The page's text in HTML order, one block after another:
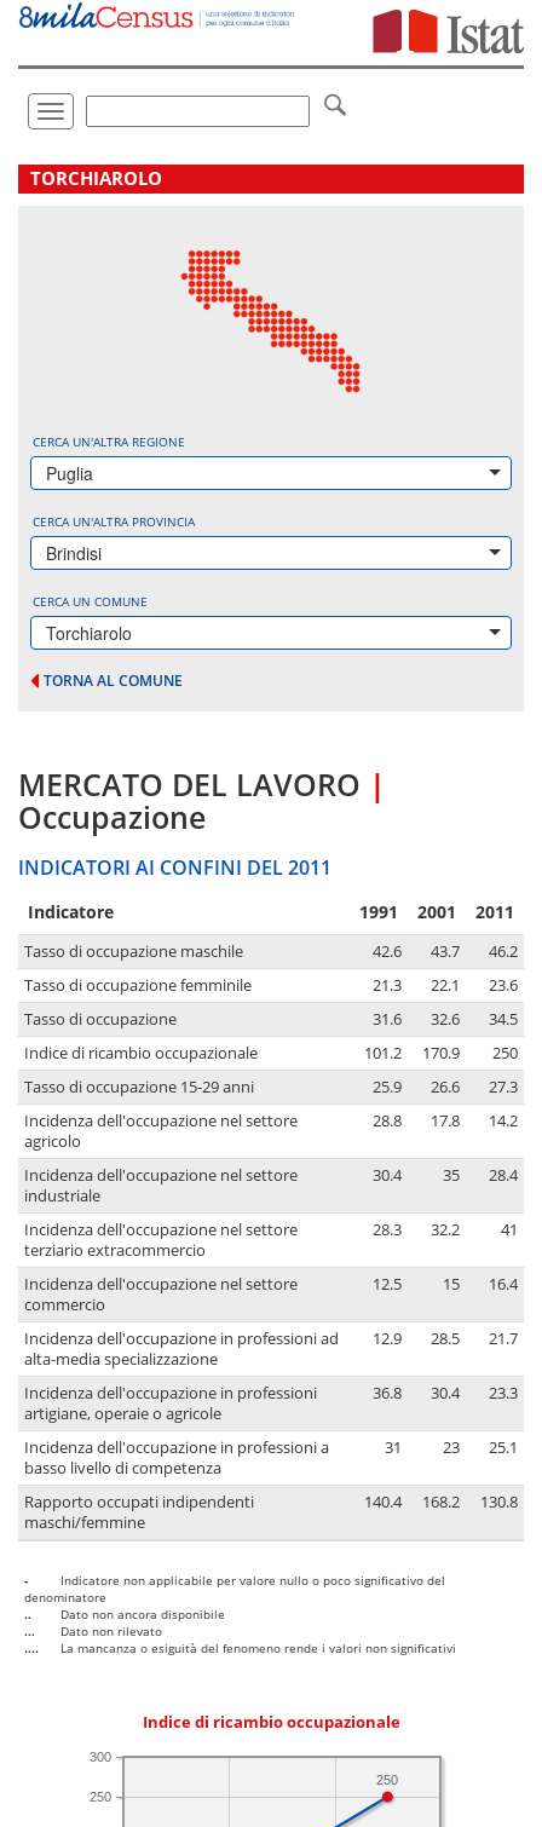
Vai
direttamente
Toggle
navigation
.
TORCHIAROLO
CERCA UN'ALTRA REGIONE
Puglia
CERCA UN'ALTRA PROVINCIA
Brindisi
CERCA UN COMUNE
Torchiarolo
TORNA AL COMUNE
MERCATO DEL LAVORO |
Occupazione
INDICATORI AI CONFINI DEL 2011
Indicatore 1991 2001 2011
Tasso di occupazione maschile 42.6 43.7
46.2
Tasso di occupazione femminile
21.3 22.1
23.6
Tasso di occupazione
31.6 32.6
34.5
Indice di ricambio occupazionale
101.2 170.9
250
Tasso di occupazione 15-29 anni
25.9 26.6
27.3
Incidenza dell'occupazione nel settore
agricolo
28.8 17.8 14.2
Incidenza dell'occupazione nel settore
industriale
30.4 35 28.4
Incidenza dell'occupazione nel settore
terziario extracommercio
28.3 32.2 41
Incidenza dell'occupazione nel settore
commercio
12.5 15 16.4
Incidenza dell'occupazione in professioni ad
alta-media specializzazione
12.9 28.5 21.7
Incidenza dell'occupazione in professioni
artigiane, operaie o agricole
36.8 30.4 23.3
Incidenza dell'occupazione in professioni a
basso livello di competenza
31 23 25.1
Rapporto occupati indipendenti
maschi/femmine
140.4 168.2 130.8
-
Indicatore non applicabile per valore nullo o poco significativo del
denominatore
..
Dato non ancora disponibile
...
Dato non rilevato
....
La mancanza o esiguità del fenomeno rende i valori non significativi
Indice di ricambio occupazionale
250
300
250